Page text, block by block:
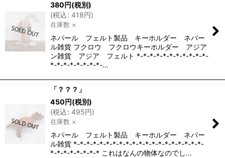
380円(税別)
(税込: 418円)
在庫数 ×
ネパール フェルト製品 キーホルダー ネパー
ル雑貨 フクロウ フクロウキーホルダー アジア
ン雑貨 アジア フェルト *-*-*-*-*-*-*-*-*-*-*-
*-*-*-*-*-*-*-*-…
「？？？」
450円(税別)
(税込: 495円)
在庫数 ×
ネパール フェルト製品 キーホルダー ネパー
ル雑貨 *-*-*-*-*-*-*-*-*-*-*-*-*-*-*-*-*-*-*-*-
*-*-*-*-*-*-*-* これはなんの物体なのでし…